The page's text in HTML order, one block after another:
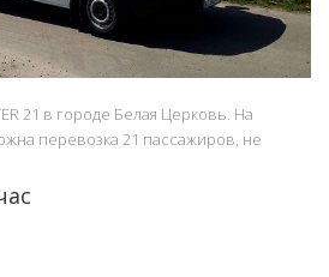
21 в городе Белая Церковь. На
перевозка 21 пассажиров, не